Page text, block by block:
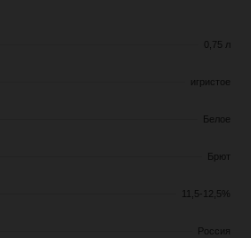
0,75 л
игристое
Белое
Брют
11,5-12,5%
Россия